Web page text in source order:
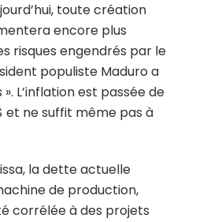
toute création
encore plus
risques engendrés par le
populiste Maduro a
L’inflation est passée de
et ne suffit même pas à
la dette actuelle
de production,
corrélée à des projets